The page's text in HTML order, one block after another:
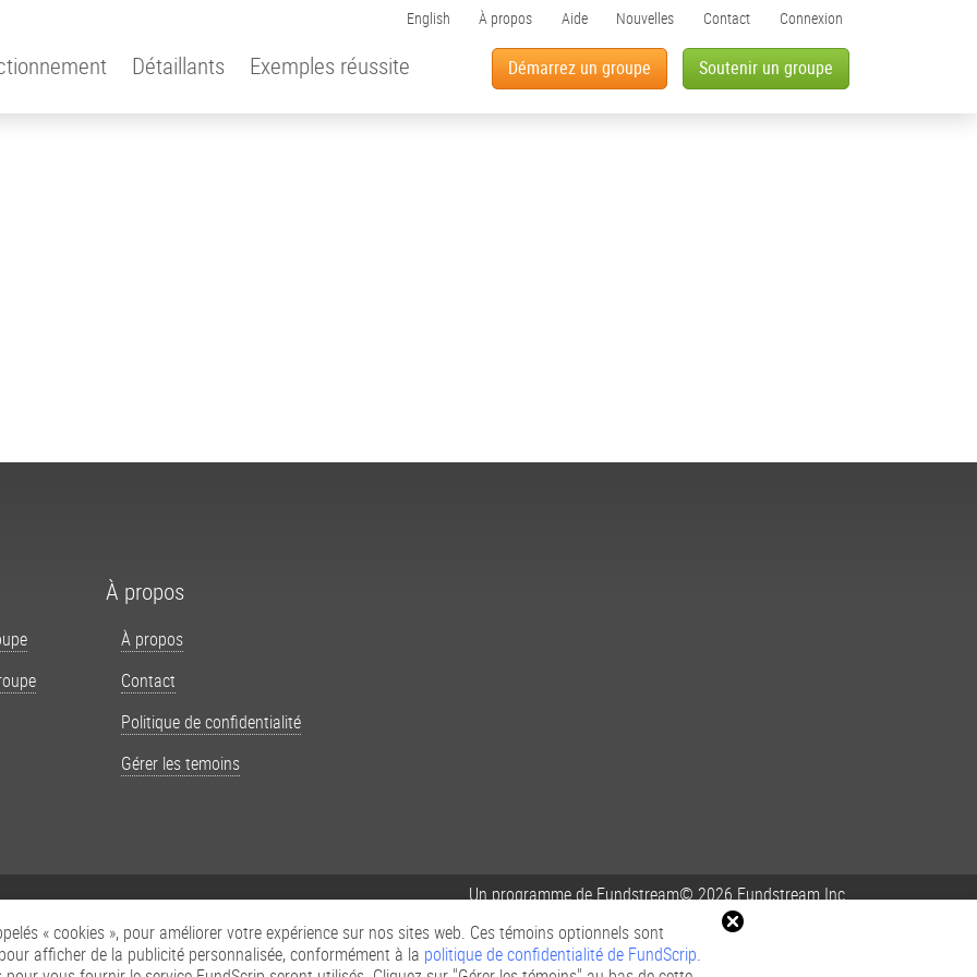
« cookies », pour améliorer votre expérience sur nos sites web. Ces témoins optionnels sont
afficher de la publicité personnalisée, conformément à la politique de confidentialité de FundScrip.
Détaillants Exemples réussite Démarrez un groupe Soutenir un groupe
English À propos Aide Nouvelles Contact Connexion
À propos
À propos
Contact
Politique de confidentialité
Gérer les temoins
Un programme de Fundstream© 2026 Fundstream Inc.